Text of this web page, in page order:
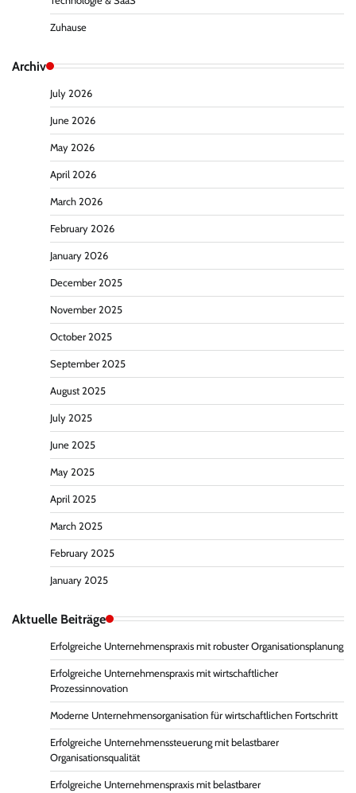
Zuhause
Archiv
July 2026
June 2026
May 2026
April 2026
March 2026
February 2026
January 2026
December 2025
November 2025
October 2025
September 2025
August 2025
July 2025
June 2025
May 2025
April 2025
March 2025
February 2025
January 2025
Aktuelle Beiträge
Erfolgreiche Unternehmenspraxis mit robuster Organisationsplanung
Erfolgreiche Unternehmenspraxis mit wirtschaftlicher
Prozessinnovation
Moderne Unternehmensorganisation für wirtschaftlichen Fortschritt
Erfolgreiche Unternehmenssteuerung mit belastbarer
Organisationsqualität
Erfolgreiche Unternehmenspraxis mit belastbarer